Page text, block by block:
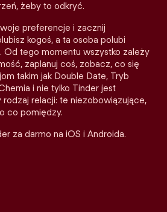
żeby to odkryć.
preferencje i zacznij
kogoś, a ta osoba polubi
Od tego momentu wszystko zależy
zaplanuj coś, zobacz, co się
takim jak Double Date, Tryb
i nie tylko Tinder jest
rodzaj relacji: te niezobowiązujące,
co pomiędzy.
za darmo na iOS i Androida.